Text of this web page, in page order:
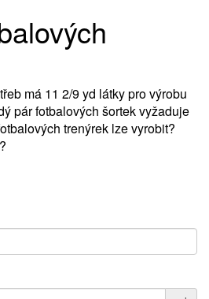
má 11 2/9 yd látky pro výrobu
pár fotbalových šortek vyžaduje
trenýrek lze vyrobit?